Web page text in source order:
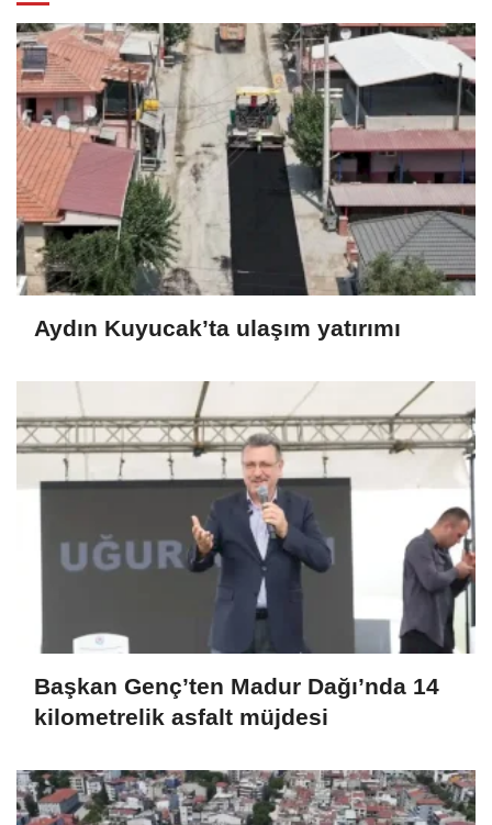
Aydın Kuyucak’ta ulaşım yatırımı
Başkan Genç’ten Madur Dağı’nda 14
kilometrelik asfalt müjdesi